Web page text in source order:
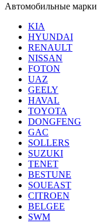
Автомобильные марки
KIA
HYUNDAI
RENAULT
NISSAN
FOTON
UAZ
GEELY
HAVAL
TOYOTA
DONGFENG
GAC
SOLLERS
SUZUKI
TENET
BESTUNE
SOUEAST
CITROEN
BELGEE
SWM